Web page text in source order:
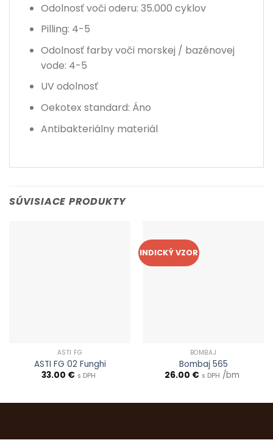
Odolnosť voči oderu: 35.000 cyklov
Pilling: 4-5
Odolnosť farby voči morskej / bazénovej
vode: 4-5
UV odolnosť
Oekotex standard: Áno
Antibakteriálny materiál
SÚVISIACE PRODUKTY
ASTI FG
ASTI FG 02 Funghi
33.00 € s DPH
INDICKÝ VZOR
BOMBAJ
Bombaj 565
26.00 € s DPH /bm